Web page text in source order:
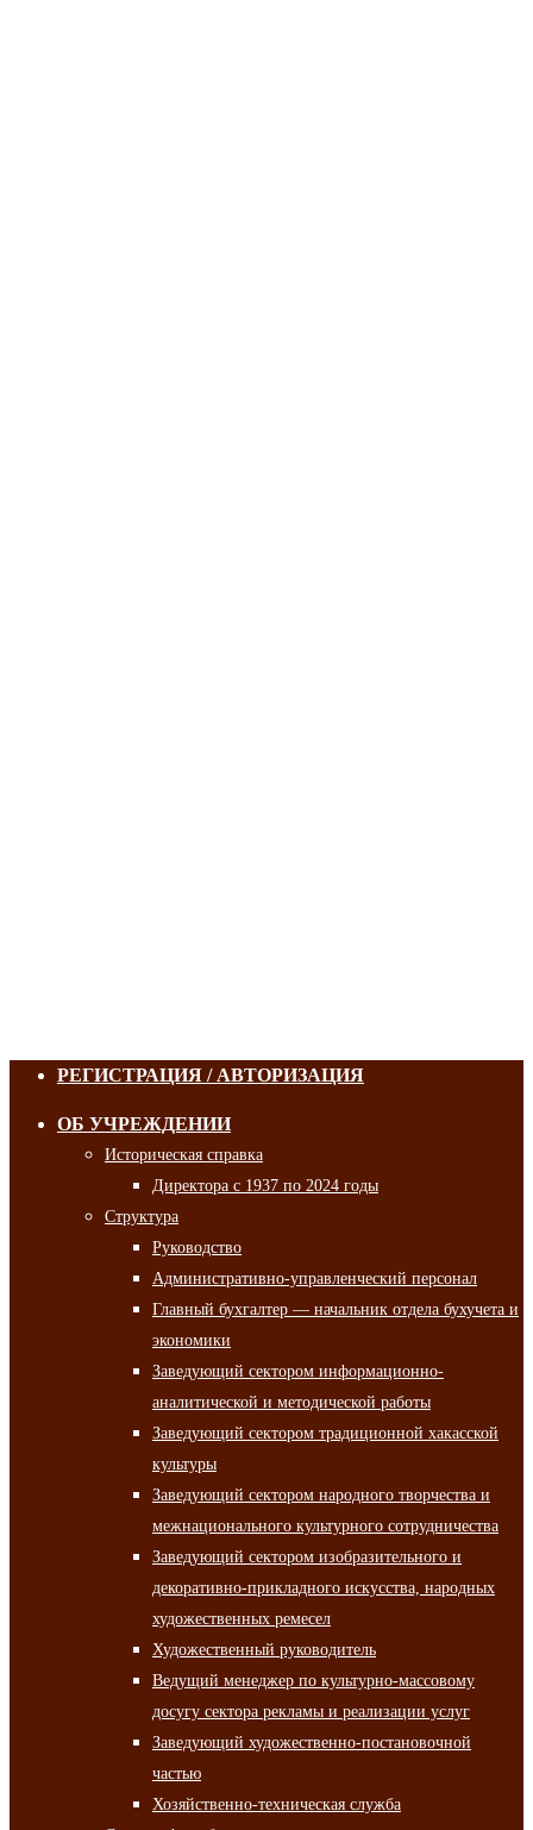
РЕГИСТРАЦИЯ / АВТОРИЗАЦИЯ
ОБ УЧРЕЖДЕНИИ
Историческая справка
Директора с 1937 по 2024 годы
Структура
Руководство
Административно-управленческий персонал
Главный бухгалтер — начальник отдела бухучета и
экономики
Заведующий сектором информационно-
аналитической и методической работы
Заведующий сектором традиционной хакасской
культуры
Заведующий сектором народного творчества и
межнационального культурного сотрудничества
Заведующий сектором изобразительного и
декоративно-прикладного искусства, народных
художественных ремесел
Художественный руководитель
Ведущий менеджер по культурно-массовому
досугу сектора рекламы и реализации услуг
Заведующий художественно-постановочной
частью
Хозяйственно-техническая служба